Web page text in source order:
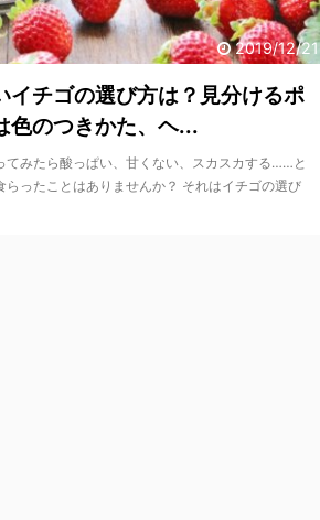
2019/12/21
イチゴの選び方は？見分けるポ
色のつきかた、ヘ...
てみたら酸っぱい、甘くない、スカスカする……と
らったことはありませんか？ それはイチゴの選び